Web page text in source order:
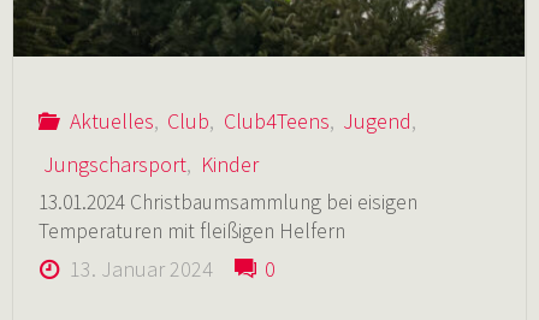
Aktuelles, Club, Club4Teens, Jugend,
Jungscharsport, Kinder
13.01.2024 Christbaumsammlung bei eisigen
Temperaturen mit fleißigen Helfern
13. Januar 2024 0